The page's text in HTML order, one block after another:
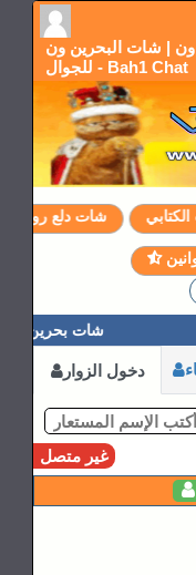
| شات البحرين ون
للجوال - Bah1 Chat
شات دلع روحي
شات بحرين ون
دخول الزوار
غير متصل